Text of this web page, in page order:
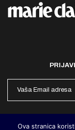
Ova stranica